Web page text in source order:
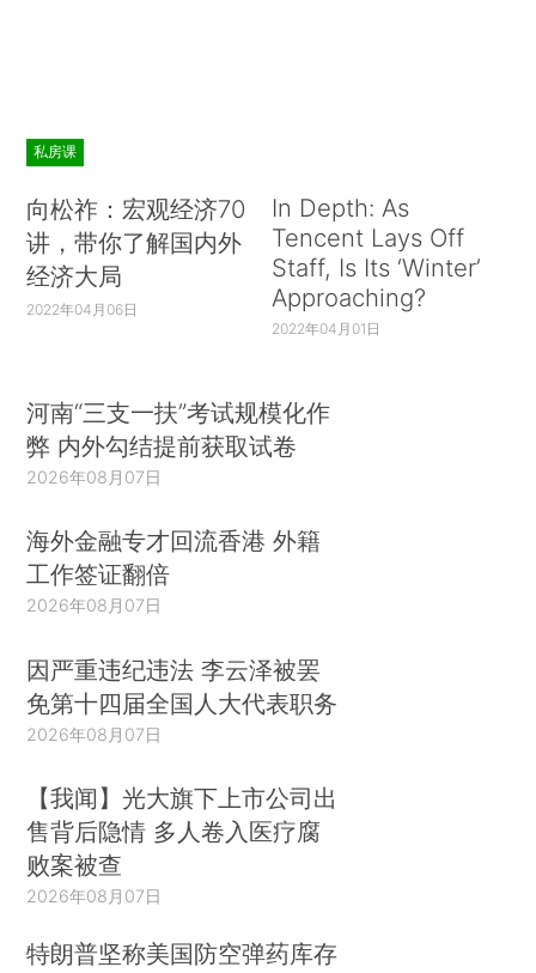
私房课
向松祚：宏观经济70
讲，带你了解国内外
经济大局
2022年04月06日
In Depth: As
Tencent Lays Off
Staff, Is Its ‘Winter’
Approaching?
2022年04月01日
河南“三支一扶”考试规模化作
弊 内外勾结提前获取试卷
2026年08月07日
海外金融专才回流香港 外籍
工作签证翻倍
2026年08月07日
因严重违纪违法 李云泽被罢
免第十四届全国人大代表职务
2026年08月07日
【我闻】光大旗下上市公司出
售背后隐情 多人卷入医疗腐
败案被查
2026年08月07日
特朗普坚称美国防空弹药库存